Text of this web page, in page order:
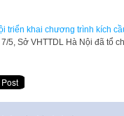
triển khai chương trình kích
7/5, Sở VHTTDL Hà Nội đã tổ